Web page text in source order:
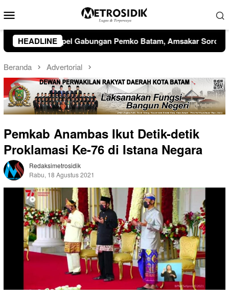
ke
kontenMobile
HEADLINESoroti Kinerja OPD dan Optimalisasi Pendapatan
Beranda Advertorial
Pemkab Anambas Ikut Detik-detik
Proklamasi Ke-76 di Istana Negara
Redaksimetrosidik
Rabu, 18 Agustus 2021